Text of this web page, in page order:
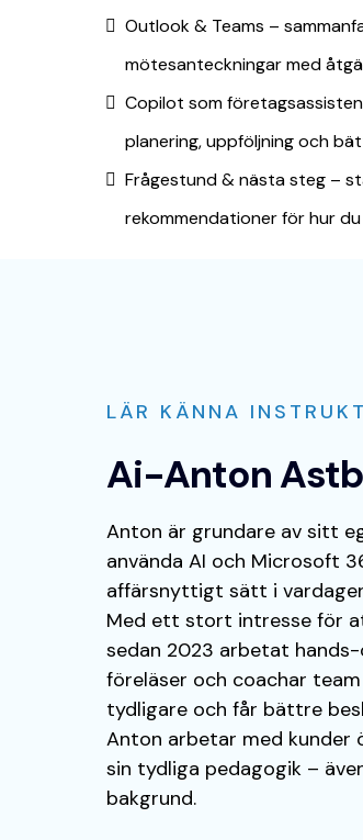
Outlook & Teams –
mötesanteckningar med
Copilot som
planering, uppföljning och
Frågestund & nästa steg –
rekommendationer för hur
LÄR KÄNNA
Ai-Anton
Anton är grundare av sitt
använda AI och Microsoft
affärsnyttigt sätt i
Med ett stort intresse för
sedan 2023 arbetat
föreläser och coachar
tydligare och får bättre
Anton arbetar med kunder
sin tydliga pedagogik –
bakgrund.